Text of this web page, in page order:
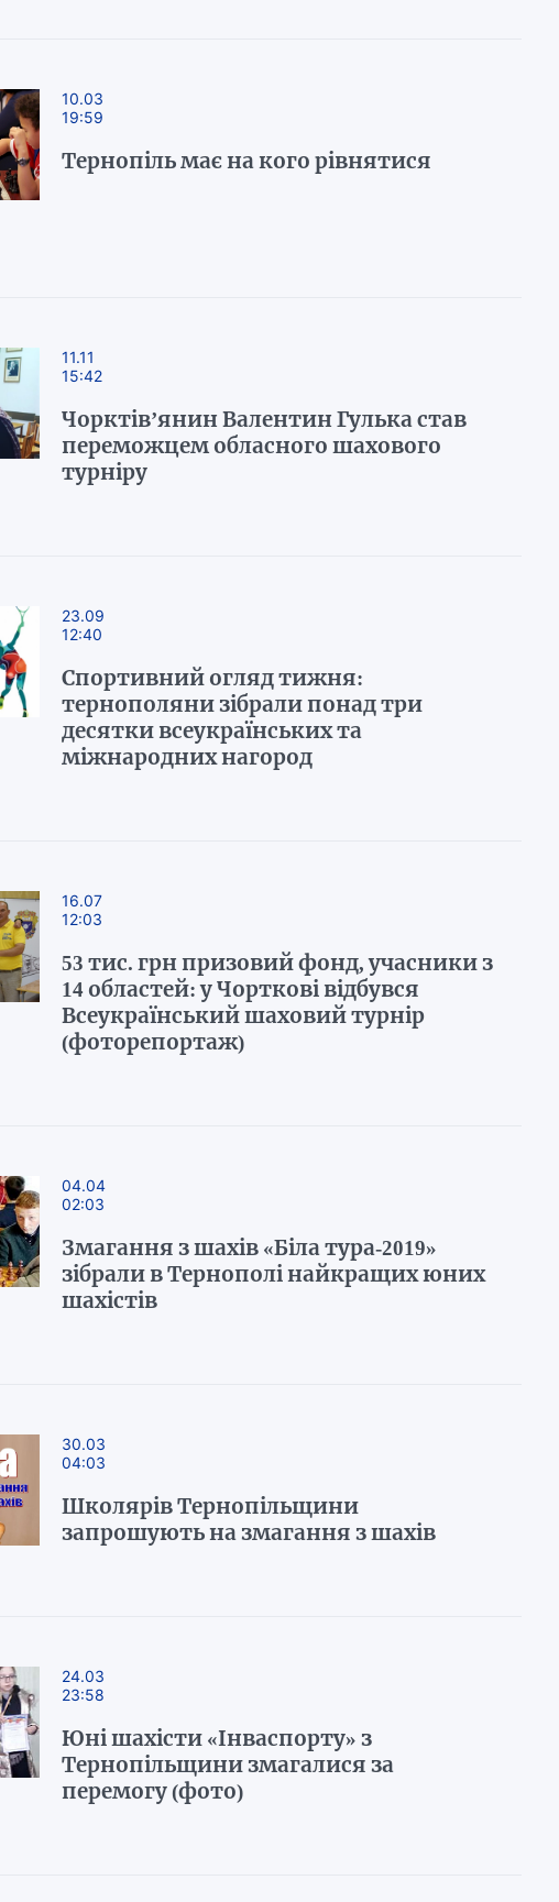
10.03
19:59
Тернопіль має на кого рівнятися
11.11
15:42
Чорктів’янин Валентин Гулька став
переможцем обласного шахового
турніру
23.09
12:40
Спортивний огляд тижня:
тернополяни зібрали понад три
десятки всеукраїнських та
міжнародних нагород
16.07
12:03
53 тис. грн призовий фонд, учасники з
14 областей: у Чорткові відбувся
Всеукраїнський шаховий турнір
(фоторепортаж)
04.04
02:03
Змагання з шахів «Біла тура-2019»
зібрали в Тернополі найкращих юних
шахістів
30.03
04:03
Школярів Тернопільщини
запрошують на змагання з шахів
24.03
23:58
Юні шахісти «Інваспорту» з
Тернопільщини змагалися за
перемогу (фото)